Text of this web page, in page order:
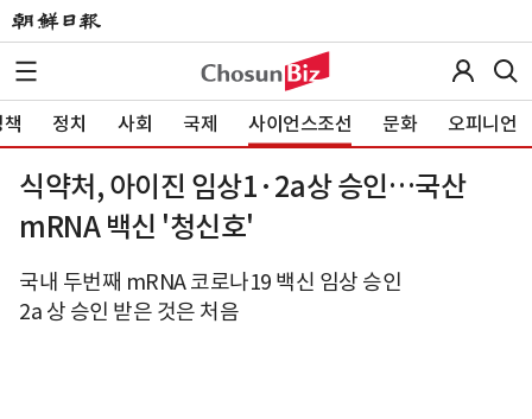
정치 사회 국제 사이언스조선 문화 오피니언
식약처, 아이진 임상1·2a상 승인…국산
mRNA 백신 '청신호'
국내 두번째 mRNA 코로나19 백신 임상 승인
2a 상 승인 받은 것은 처음